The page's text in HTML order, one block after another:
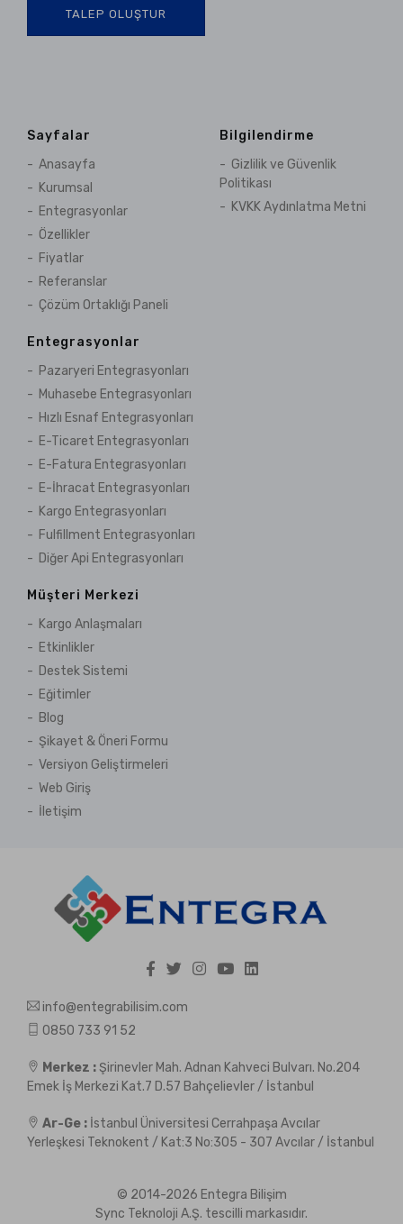
TALEP OLUŞTUR
Sayfalar
Anasayfa
Kurumsal
Entegrasyonlar
Özellikler
Fiyatlar
Referanslar
Çözüm Ortaklığı Paneli
Bilgilendirme
Gizlilik ve Güvenlik
Politikası
KVKK Aydınlatma Metni
Entegrasyonlar
Pazaryeri Entegrasyonları
Muhasebe Entegrasyonları
Hızlı Esnaf Entegrasyonları
E-Ticaret Entegrasyonları
E-Fatura Entegrasyonları
E-İhracat Entegrasyonları
Kargo Entegrasyonları
Fulfillment Entegrasyonları
Diğer Api Entegrasyonları
Müşteri Merkezi
Kargo Anlaşmaları
Etkinlikler
Destek Sistemi
Eğitimler
Blog
Şikayet & Öneri Formu
Versiyon Geliştirmeleri
Web Giriş
İletişim
info@entegrabilisim.com
0850 733 91 52
Merkez :Şirinevler Mah. Adnan Kahveci Bulvarı. No.204
Emek İş Merkezi Kat.7 D.57 Bahçelievler / İstanbul
Ar-Ge : İstanbul Üniversitesi Cerrahpaşa Avcılar
Yerleşkesi Teknokent / Kat:3 No:305 - 307 Avcılar / İstanbul
© 2014-2026 Entegra Bilişim
Sync Teknoloji A.Ş. tescilli markasıdır.